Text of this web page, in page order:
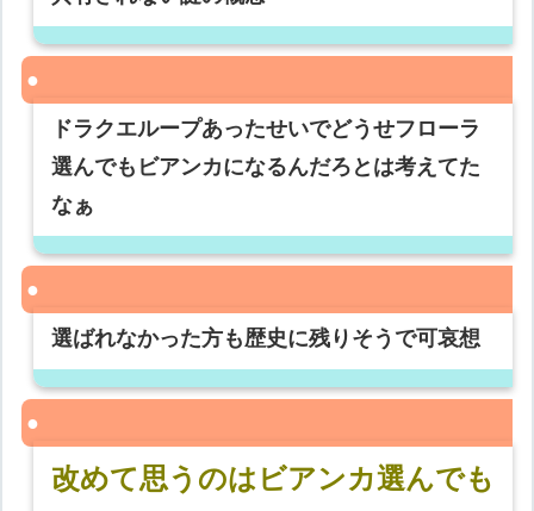
ドラクエループあったせいでどうせフローラ
選んでもビアンカになるんだろとは考えてた
なぁ
選ばれなかった方も歴史に残りそうで可哀想
改めて思うのはビアンカ選んでも